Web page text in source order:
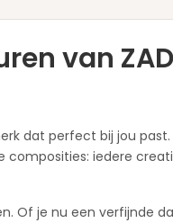
van
dat perfect bij jou past.
composities: iedere
Of je nu een verfijnde